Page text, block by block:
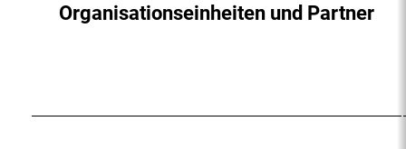
Organisationseinheiten und Partner